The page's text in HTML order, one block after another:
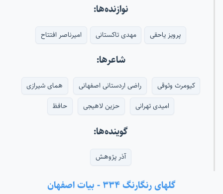
نوازنده‌ها:
پرویز یاحقی مهدی تاکستانی امیرناصر افتتاح
شاعرها:
کیومرث وثوقی راضی اردستانی اصفهانی
همای شیرازی
امیدی تهرانی
حزین لاهیجی حافظ
گوینده‌ها:
آذر پژوهش
گلهای رنگارنگ ۳۳۴ - بیات اصفهان